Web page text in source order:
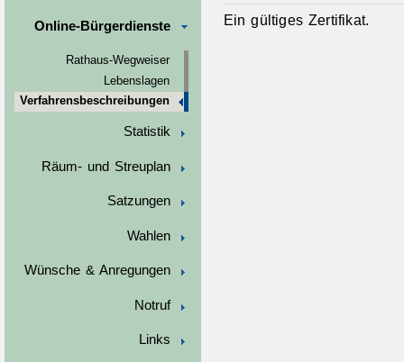
Online-Bürgerdienste
Rathaus-Wegweiser
Lebenslagen
Verfahrensbeschreibungen
Statistik
Räum- und Streuplan
Satzungen
Wahlen
Wünsche & Anregungen
Notruf
Links
Ein gültiges Zertifikat.